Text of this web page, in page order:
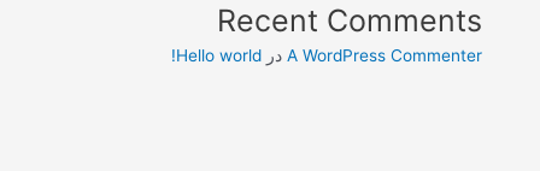
Recent Comments
A WordPress Commenter درHello world!